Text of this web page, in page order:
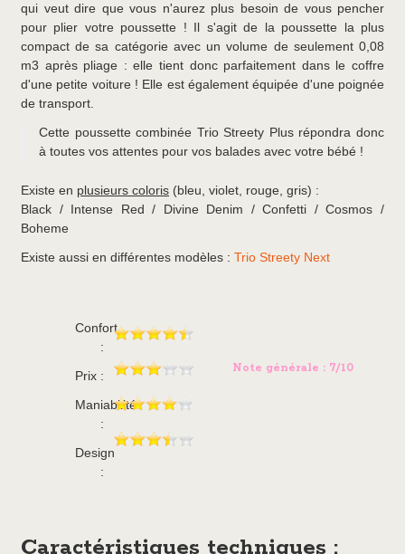
qui veut dire que vous n'aurez plus besoin de vous pencher
pour plier votre poussette ! Il s'agit de la poussette la plus
compact de sa catégorie avec un volume de seulement 0,08
m3 après pliage : elle tient donc parfaitement dans le coffre
d'une petite voiture ! Elle est également équipée d'une poignée
de transport.
Cette poussette combinée Trio Streety Plus répondra donc
à toutes vos attentes pour vos balades avec votre bébé !
Existe en plusieurs coloris (bleu, violet, rouge, gris) :
Black / Intense Red / Divine Denim / Confetti / Cosmos /
Boheme
Existe aussi en différentes modèles : Trio Streety Next
Confort
:
Prix :
Maniabilité
:
Design
:
Note générale : 7/10